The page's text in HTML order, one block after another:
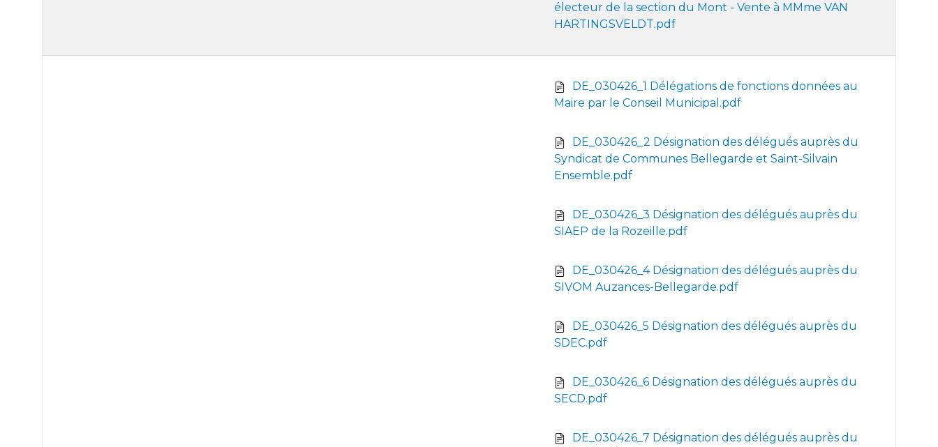
électeur de la section du Mont - Vente à MMme VAN
HARTINGSVELDT.pdf
DE_030426_1 Délégations de fonctions données au
Maire par le Conseil Municipal.pdf
DE_030426_2 Désignation des délégués auprès du
Syndicat de Communes Bellegarde et Saint-Silvain
Ensemble.pdf
DE_030426_3 Désignation des délégués auprès du
SIAEP de la Rozeille.pdf
DE_030426_4 Désignation des délégués auprès du
SIVOM Auzances-Bellegarde.pdf
DE_030426_5 Désignation des délégués auprès du
SDEC.pdf
DE_030426_6 Désignation des délégués auprès du
SECD.pdf
DE_030426_7 Désignation des délégués auprès du